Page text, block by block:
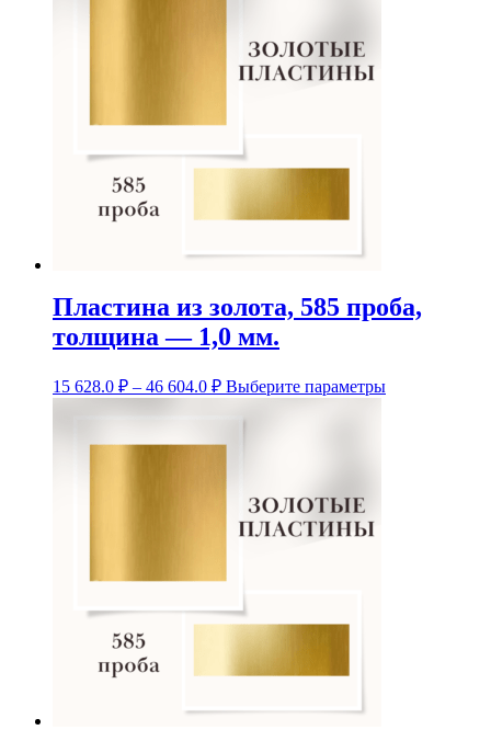
924.0 ₽
Пластина из золота, 585 проба,
толщина — 1,0 мм.
15 628.0 ₽ – 46 604.0 ₽Диапазон
цен:
628.0 ₽
604.0 ₽
Выберите параметрыЭтот